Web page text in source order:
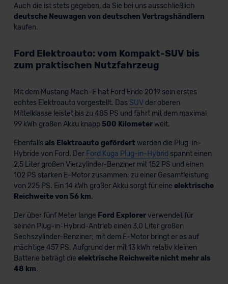
Auch die ist stets gegeben, da Sie bei uns ausschließlich
deutsche Neuwagen von deutschen Vertragshändlern
kaufen.
Ford Elektroauto: vom Kompakt-SUV bis
zum praktischen Nutzfahrzeug
Mit dem Mustang Mach-E hat Ford Ende 2019 sein erstes
echtes Elektroauto vorgestellt. Das SUVder oberen
Mittelklasse leistet bis zu 485 PS und fährt mit dem maximal
99 kWh großen Akku knapp500 Kilometerweit.
Ebenfallsals Elektroauto gefördert werden die Plug-in-
Hybride von Ford. Der Ford Kuga Plug-in-Hybrid spannt einen
2,5 Liter großen Vierzylinder-Benziner mit 152 PS und einen
102 PS starken E-Motor zusammen: zu einer Gesamtleistung
von 225 PS. Ein 14 kWh großer Akku sorgt für eine elektrische
Reichweite von 56 km.
Der über fünf Meter lange Ford Explorerverwendet für
seinen Plug-in-Hybrid-Antrieb einen 3,0 Liter großen
Sechszylinder-Benziner; mit dem E-Motor bringt er es auf
mächtige 457 PS. Aufgrund der mit 13 kWh relativ kleinen
Batterie beträgt die elektrische Reichweite nicht mehr als
48 km.